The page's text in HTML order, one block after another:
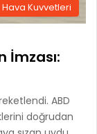
Hava Kuvvetleri
İmzası:
ABD
doğrudan